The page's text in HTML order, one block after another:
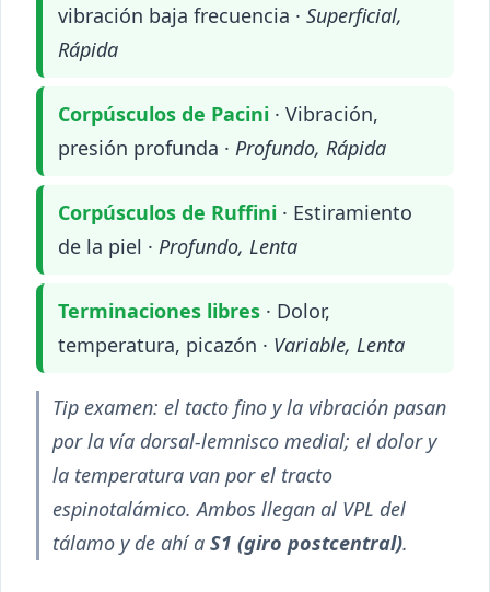
vibración baja frecuencia · Superficial,
Rápida
Corpúsculos de Pacini · Vibración,
presión profunda · Profundo, Rápida
Corpúsculos de Ruffini · Estiramiento
de la piel · Profundo, Lenta
Terminaciones libres · Dolor,
temperatura, picazón · Variable, Lenta
Tip examen: el tacto fino y la vibración pasan
por la vía dorsal-lemnisco medial; el dolor y
la temperatura van por el tracto
espinotalámico. Ambos llegan al VPL del
tálamo y de ahí a S1 (giro postcentral).